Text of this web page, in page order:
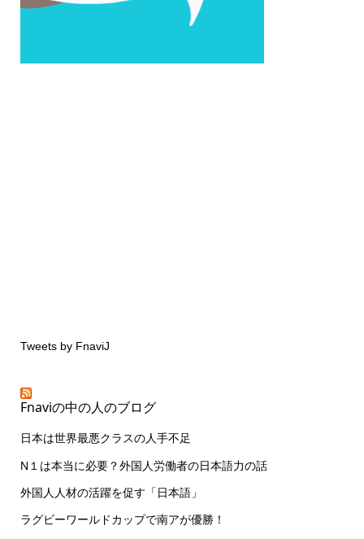
Tweets by FnaviJ
Fnaviの中の人のブログ
日本は世界最悪クラスの人手不足
N１は本当に必要？外国人労働者の日本語力の話
外国人人材の活躍を促す「日本語」
ラグビーワールドカップで南アが優勝！